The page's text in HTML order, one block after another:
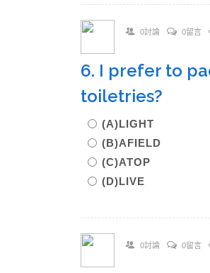
0討論 0留言
6. I prefer to
toiletries?
(A)LIGHT
(B)AFIELD
(C)ATOP
(D)LIVE
0討論 0留言